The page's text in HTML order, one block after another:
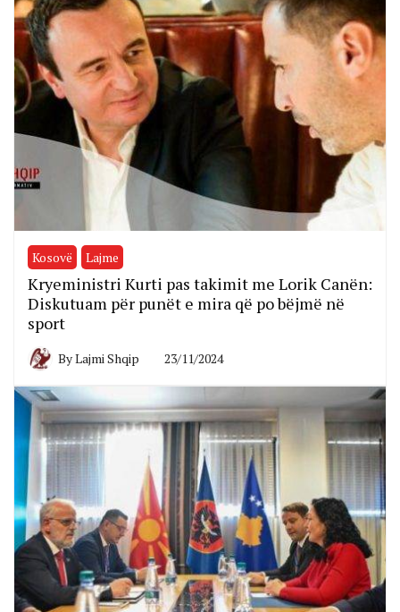
Kosovë Lajme
Kryeministri Kurti pas takimit me Lorik Canën:
Diskutuam për punët e mira që po bëjmë në
sport
ByLajmi Shqip 23/11/2024